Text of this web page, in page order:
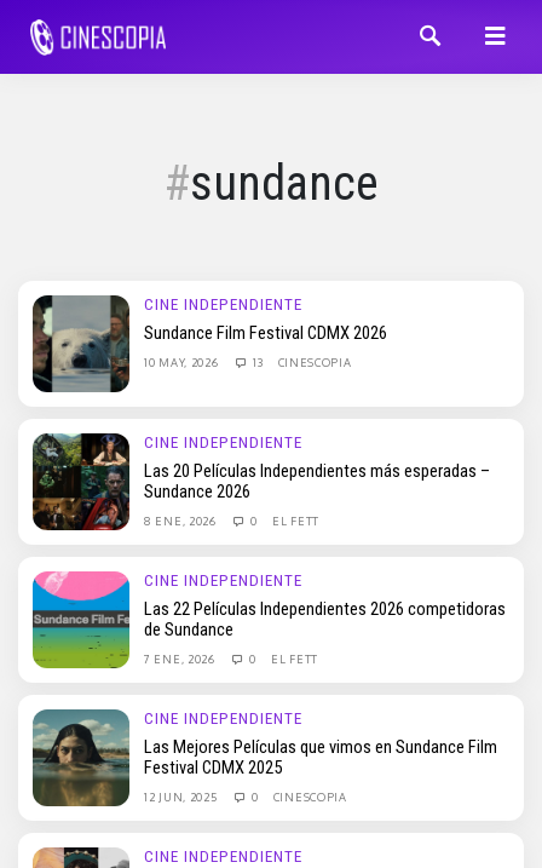
sundance
CINE INDEPENDIENTE
Sundance Film Festival CDMX 2026
10 MAY, 2026 13 CINESCOPIA
CINE INDEPENDIENTE
Las 20 Películas Independientes más esperadas –
Sundance 2026
8 ENE, 2026 0 EL FETT
CINE INDEPENDIENTE
Las 22 Películas Independientes 2026 competidoras
de Sundance
7 ENE, 2026 0 EL FETT
CINE INDEPENDIENTE
Las Mejores Películas que vimos en Sundance Film
Festival CDMX 2025
12 JUN, 2025 0 CINESCOPIA
CINE INDEPENDIENTE